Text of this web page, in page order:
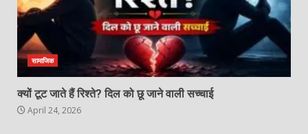
सामाजिक
क्यों टूट जाते हैं रिश्ते? दिल को छू जाने वाली सच्चाई
April 24, 2026